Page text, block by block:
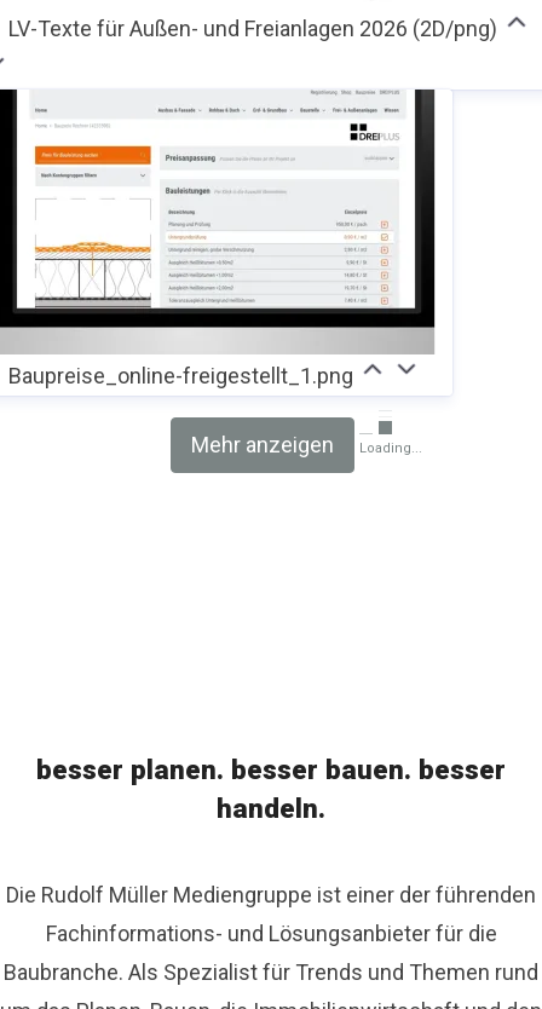
LV-Texte für Außen- und Freianlagen 2026 (2D/png)
Baupreise_online-freigestellt_1.png
Mehr anzeigen Loading...
besser planen. besser bauen. besser
handeln.
Die Rudolf Müller Mediengruppe ist einer der führenden
Fachinformations- und Lösungsanbieter für die
Baubranche. Als Spezialist für Trends und Themen rund